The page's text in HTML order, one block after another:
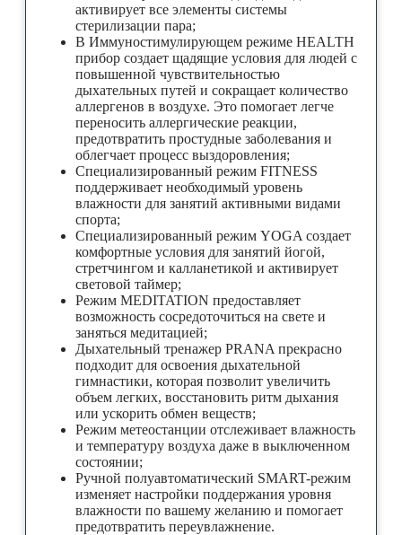
активирует все элементы системы
стерилизации пара;
В Иммуностимулирующем режиме HEALTH
прибор создает щадящие условия для людей с
повышенной чувствительностью
дыхательных путей и сокращает количество
аллергенов в воздухе. Это помогает легче
переносить аллергические реакции,
предотвратить простудные заболевания и
облегчает процесс выздоровления;
Специализированный режим FITNESS
поддерживает необходимый уровень
влажности для занятий активными видами
спорта;
Специализированный режим YOGA создает
комфортные условия для занятий йогой,
стретчингом и калланетикой и активирует
световой таймер;
Режим MEDITATION предоставляет
возможность сосредоточиться на свете и
заняться медитацией;
Дыхательный тренажер PRANA прекрасно
подходит для освоения дыхательной
гимнастики, которая позволит увеличить
объем легких, восстановить ритм дыхания
или ускорить обмен веществ;
Режим метеостанции отслеживает влажность
и температуру воздуха даже в выключенном
состоянии;
Ручной полуавтоматический SMART-режим
изменяет настройки поддержания уровня
влажности по вашему желанию и помогает
предотвратить переувлажнение.